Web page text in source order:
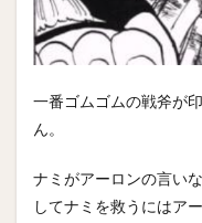
一番ゴムゴムの戦斧が
ん。
ナミがアーロンの言い
してナミを救うにはア